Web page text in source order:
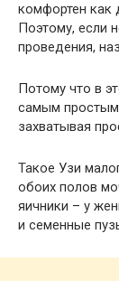
комфортен как
Поэтому, если
проведения,
Потому что в
самым простым
захватывая
Такое Узи
обоих полов
яичники – у
и семенные